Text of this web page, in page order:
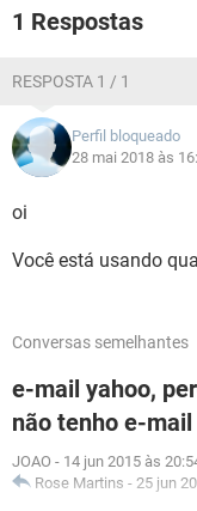
1 Respostas
RESPOSTA 1 / 1
Perfil bloqueado
28 mai 2018 às
oi
Você está usando
Conversas semelhantes
e-mail yahoo,
não tenho e-mail
JOAO - 14 jun 2015 às
Rose Martins - 25 jun